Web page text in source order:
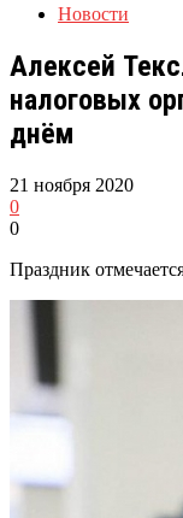
Новости
Алексей
налоговых
днём
21 ноября 2020
0
0
Праздник